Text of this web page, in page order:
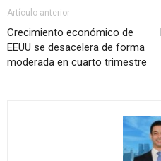
Artículo anterior
Crecimiento económico de
EEUU se desacelera de forma
moderada en cuarto trimestre